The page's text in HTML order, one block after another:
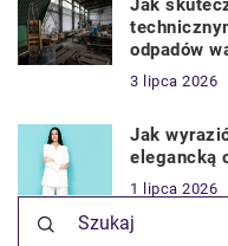
Jak
odpadów
3 lipca 2026
Jak
elegancką
1 lipca 2026